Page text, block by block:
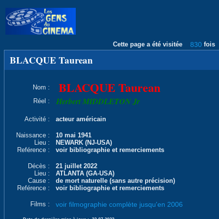
Cette page a été visitée 830 fois
BLACQUE Taurean
Nom : BLACQUE Taurean
Réel : Herbert MIDDLETON Jr
Activité : acteur américain
Naissance :
10 mai 1941
Lieu :
NEWARK (NJ-USA)
Reférence :
voir bibliographie et remerciements
Décès :
21 juillet 2022
Lieu :
ATLANTA (GA-USA)
Cause :
de mort naturelle (sans autre précision)
Reférence :
voir bibliographie et remerciements
Films : voir filmographie complète jusqu'en 2006